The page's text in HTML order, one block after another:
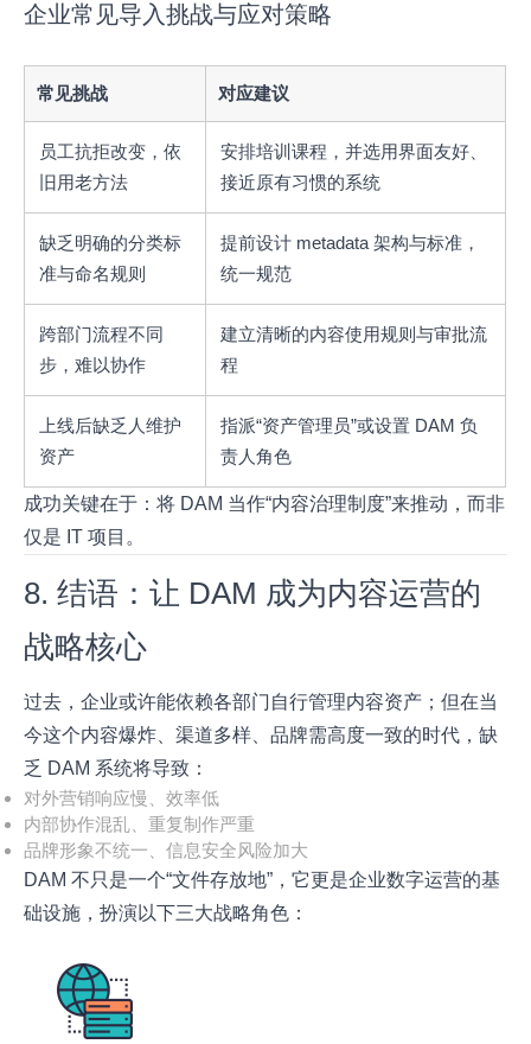
企业常见导入挑战与应对策略
常见挑战 对应建议
员工抗拒改变，依
旧用老方法
安排培训课程，并选用界面友好、
接近原有习惯的系统
缺乏明确的分类标
准与命名规则
提前设计 metadata 架构与标准，
统一规范
跨部门流程不同
步，难以协作
建立清晰的内容使用规则与审批流
程
上线后缺乏人维护
资产
指派“资产管理员”或设置 DAM 负
责人角色
成功关键在于：将 DAM 当作“内容治理制度”来推动，而非
仅是 IT 项目。
8. 结语：让 DAM 成为内容运营的
战略核心
过去，企业或许能依赖各部门自行管理内容资产；但在当
今这个内容爆炸、渠道多样、品牌需高度一致的时代，缺
乏 DAM 系统将导致：
对外营销响应慢、效率低
内部协作混乱、重复制作严重
品牌形象不统一、信息安全风险加大
DAM 不只是一个“文件存放地”，它更是企业数字运营的基
础设施，扮演以下三大战略角色：